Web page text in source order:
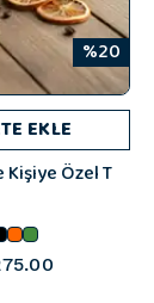
%20
EKLE
Kişiye Özel T